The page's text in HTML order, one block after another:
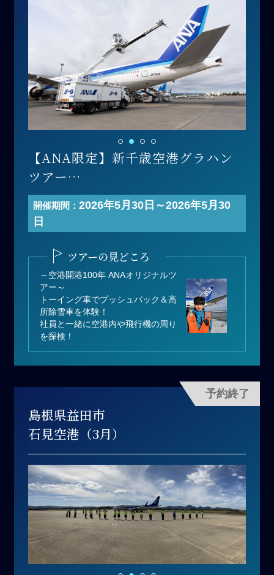
【ANA限定】新千歳空港グラハン
ツアー
開催日 ：2026年5月30日(土)
時間帯 ：午前の部
寄付金額：200,000円（1名あた
り）
募集人数：2名
開催期間： 2026年5月30日～2026年5月30
日
ツアーの見どころ
～空港開港100年 ANAオリジナルツ
アー～
トーイング車でプッシュバック＆高
所除雪車を体験！
社員と一緒に空港内や飛行機の周り
を探検！
予約終了
島根県益田市
石見空港（3月）